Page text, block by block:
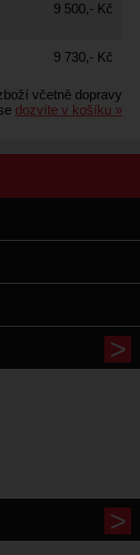
9 500,- Kč
9 730,- Kč
včetně dopravy
dozvíte v košíku »